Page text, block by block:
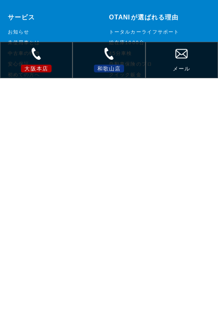
サービス
お知らせ
未使用車とは
中古車の特徴
安心保証
初めての方へ
OTANIが選ばれる理由
トータルカーライフサポート
総在庫1000台
45分車検
自動車保険のプロ
クイック鈑金
大阪本店 和歌山店 メール